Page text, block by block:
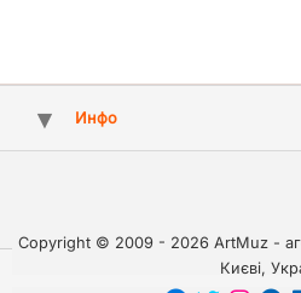
Инфо
Copyright © 2009 - 2026 ArtMuz -
Києві,